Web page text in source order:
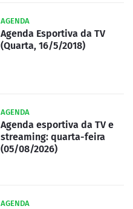
AGENDA
Agenda Esportiva da TV
(Quarta, 16/5/2018)
AGENDA
Agenda esportiva da TV e
streaming: quarta-feira
(05/08/2026)
AGENDA